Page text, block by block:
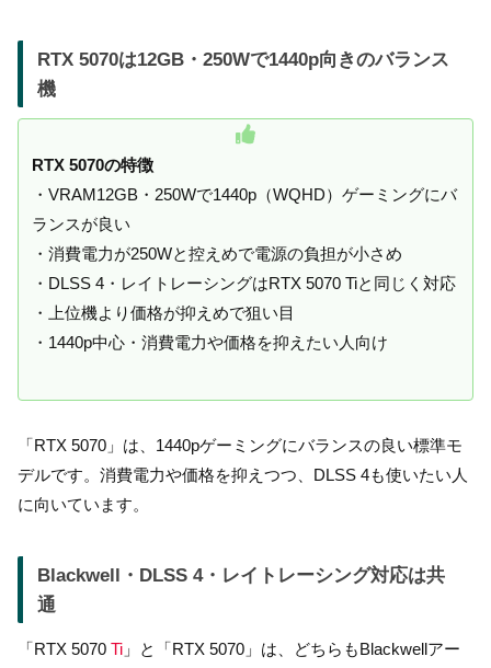
RTX 5070は12GB・250Wで1440p向きのバランス
機
RTX 5070の特徴
・VRAM12GB・250Wで1440p（WQHD）ゲーミングにバ
ランスが良い
・消費電力が250Wと控えめで電源の負担が小さめ
・DLSS 4・レイトレーシングはRTX 5070 Tiと同じく対応
・上位機より価格が抑えめで狙い目
・1440p中心・消費電力や価格を抑えたい人向け
「RTX 5070」は、1440pゲーミングにバランスの良い標準モ
デルです。消費電力や価格を抑えつつ、DLSS 4も使いたい人
に向いています。
Blackwell・DLSS 4・レイトレーシング対応は共
通
「RTX 5070 Ti 」と「RTX 5070」は、どちらもBlackwellアー